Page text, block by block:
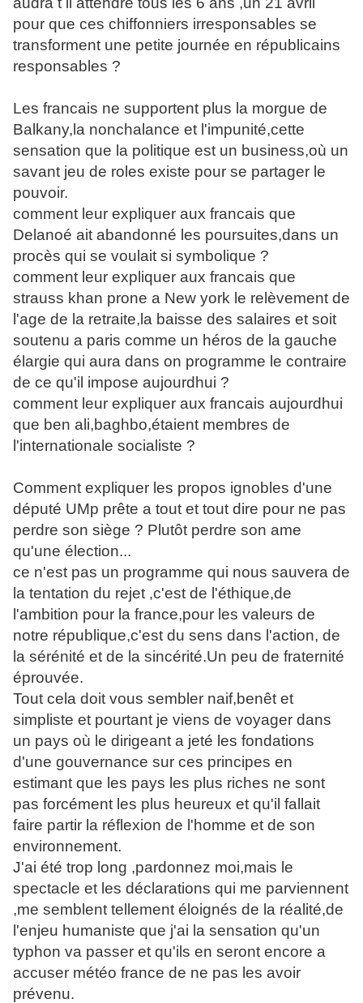
pour que ces chiffonniers irresponsables se
transforment une petite journée en républicains
responsables ?
Les francais ne supportent plus la morgue de
Balkany,la nonchalance et l'impunité,cette
sensation que la politique est un business,où un
savant jeu de roles existe pour se partager le
pouvoir.
comment leur expliquer aux francais que
Delanoé ait abandonné les poursuites,dans un
procès qui se voulait si symbolique ?
comment leur expliquer aux francais que
strauss khan prone a New york le relèvement de
l'age de la retraite,la baisse des salaires et soit
soutenu a paris comme un héros de la gauche
élargie qui aura dans on programme le contraire
de ce qu'il impose aujourdhui ?
comment leur expliquer aux francais aujourdhui
que ben ali,baghbo,étaient membres de
l'internationale socialiste ?
Comment expliquer les propos ignobles d'une
député UMp prête a tout et tout dire pour ne pas
perdre son siège ? Plutôt perdre son ame
qu'une élection...
ce n'est pas un programme qui nous sauvera de
la tentation du rejet ,c'est de l'éthique,de
l'ambition pour la france,pour les valeurs de
notre république,c'est du sens dans l'action, de
la sérénité et de la sincérité.Un peu de fraternité
éprouvée.
Tout cela doit vous sembler naif,benêt et
simpliste et pourtant je viens de voyager dans
un pays où le dirigeant a jeté les fondations
d'une gouvernance sur ces principes en
estimant que les pays les plus riches ne sont
pas forcément les plus heureux et qu'il fallait
faire partir la réflexion de l'homme et de son
environnement.
J'ai été trop long ,pardonnez moi,mais le
spectacle et les déclarations qui me parviennent
,me semblent tellement éloignés de la réalité,de
l'enjeu humaniste que j'ai la sensation qu'un
typhon va passer et qu'ils en seront encore a
accuser météo france de ne pas les avoir
prévenu.